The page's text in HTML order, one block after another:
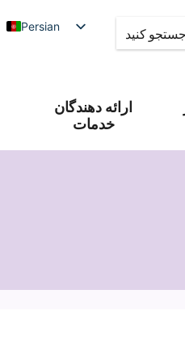
Persian
ارائه دهندگان
خدمات